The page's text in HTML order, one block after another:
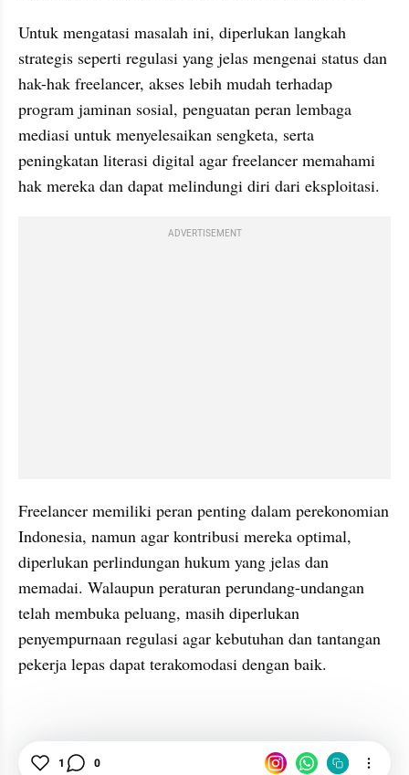
Untuk mengatasi masalah ini, diperlukan langkah
strategis seperti regulasi yang jelas mengenai status dan
hak-hak freelancer, akses lebih mudah terhadap
program jaminan sosial, penguatan peran lembaga
mediasi untuk menyelesaikan sengketa, serta
peningkatan literasi digital agar freelancer memahami
hak mereka dan dapat melindungi diri dari eksploitasi.
ADVERTISEMENT
Freelancer memiliki peran penting dalam perekonomian
Indonesia, namun agar kontribusi mereka optimal,
diperlukan perlindungan hukum yang jelas dan
memadai. Walaupun peraturan perundang-undangan
telah membuka peluang, masih diperlukan
penyempurnaan regulasi agar kebutuhan dan tantangan
pekerja lepas dapat terakomodasi dengan baik.
Freelance
1 0